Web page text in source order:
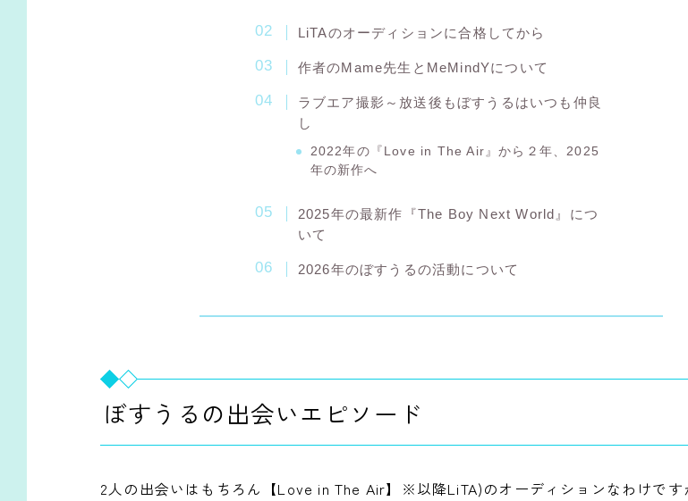
LiTAのオーディションに合格してから
作者のMame先生とMeMindYについて
ラブエア撮影～放送後もぼすうるはいつも仲良
し
2022年の『Love in The Air』から２年、2025
年の新作へ
2025年の最新作『The Boy Next World』につ
いて
2026年のぼすうるの活動について
ぼすうるの出会いエピソード
2人の出会いはもちろん【Love in The Air】※以降LiTA)のオーディションなわけです